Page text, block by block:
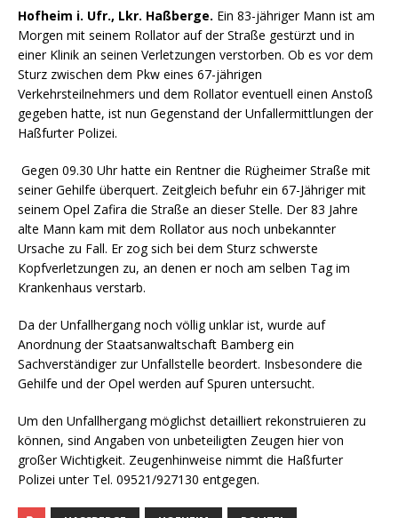
Hofheim i. Ufr., Lkr. Haßberge. Ein 83-jähriger Mann ist am
Morgen mit seinem Rollator auf der Straße gestürzt und in
einer Klinik an seinen Verletzungen verstorben. Ob es vor dem
Sturz zwischen dem Pkw eines 67-jährigen
Verkehrsteilnehmers und dem Rollator eventuell einen Anstoß
gegeben hatte, ist nun Gegenstand der Unfallermittlungen der
Haßfurter Polizei.
Gegen 09.30 Uhr hatte ein Rentner die Rügheimer Straße mit
seiner Gehilfe überquert. Zeitgleich befuhr ein 67-Jähriger mit
seinem Opel Zafira die Straße an dieser Stelle. Der 83 Jahre
alte Mann kam mit dem Rollator aus noch unbekannter
Ursache zu Fall. Er zog sich bei dem Sturz schwerste
Kopfverletzungen zu, an denen er noch am selben Tag im
Krankenhaus verstarb.
Da der Unfallhergang noch völlig unklar ist, wurde auf
Anordnung der Staatsanwaltschaft Bamberg ein
Sachverständiger zur Unfallstelle beordert. Insbesondere die
Gehilfe und der Opel werden auf Spuren untersucht.
Um den Unfallhergang möglichst detailliert rekonstruieren zu
können, sind Angaben von unbeteiligten Zeugen hier von
großer Wichtigkeit. Zeugenhinweise nimmt die Haßfurter
Polizei unter Tel. 09521/927130 entgegen.